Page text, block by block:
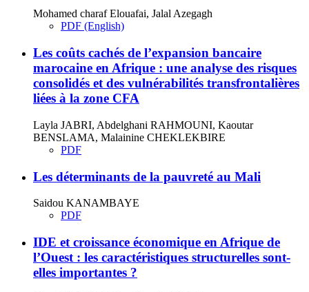
Mohamed charaf Elouafai, Jalal Azegagh
PDF (English)
Les coûts cachés de l’expansion bancaire
marocaine en Afrique : une analyse des risques
consolidés et des vulnérabilités transfrontalières
liées à la zone CFA
Layla JABRI, Abdelghani RAHMOUNI, Kaoutar
BENSLAMA, Malainine CHEKLEKBIRE
PDF
Les déterminants de la pauvreté au Mali
Saidou KANAMBAYE
PDF
IDE et croissance économique en Afrique de
l’Ouest : les caractéristiques structurelles sont-
elles importantes ?